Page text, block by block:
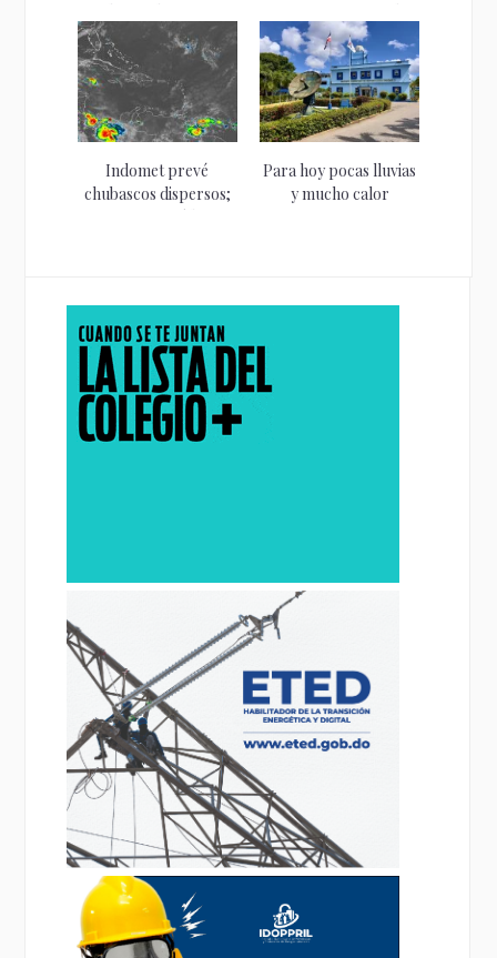
la...
Indomet prevé
chubascos dispersos;
continuará la
Para hoy pocas lluvias
y mucho calor